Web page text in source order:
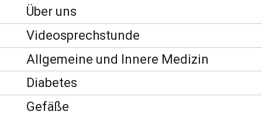
Über uns
Videosprechstunde
Allgemeine und Innere Medizin
Diabetes
Gefäße